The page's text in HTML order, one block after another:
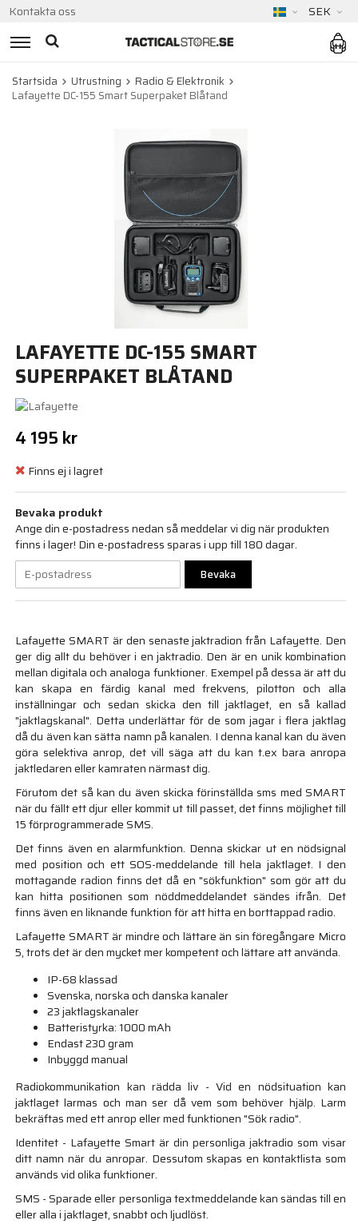
Kontakta oss SEK
Startsida Utrustning
Radio & Elektronik
Lafayette DC-155 Smart Superpaket Blåtand
LAFAYETTE DC-155 SMART
SUPERPAKET BLÅTAND
4 195 kr
Finns ej i lagret
Bevaka produkt
Ange din e-postadress nedan så meddelar vi dig när produkten
finns i lager! Din e-postadress sparas i upp till 180 dagar.
Bevaka
Lafayette SMART är den senaste jaktradion från Lafayette. Den
ger dig allt du behöver i en jaktradio. Den är en unik kombination
mellan digitala och analoga funktioner. Exempel på dessa är att du
kan skapa en färdig kanal med frekvens, pilotton och alla
inställningar och sedan skicka den till jaktlaget, en så kallad
"jaktlagskanal". Detta underlättar för de som jagar i flera jaktlag
då du även kan sätta namn på kanalen. I denna kanal kan du även
göra selektiva anrop, det vill säga att du kan t.ex bara anropa
jaktledaren eller kamraten närmast dig.
Förutom det så kan du även skicka förinställda sms med SMART
när du fällt ett djur eller kommit ut till passet, det finns möjlighet till
15 förprogrammerade SMS.
Det finns även en alarmfunktion. Denna skickar ut en nödsignal
med position och ett SOS-meddelande till hela jaktlaget. I den
mottagande radion finns det då en "sökfunktion" som gör att du
kan hitta positionen som nöddmeddelandet sändes ifrån. Det
finns även en liknande funktion för att hitta en borttappad radio.
Lafayette SMART är mindre och lättare än sin föregångare Micro
5, trots det är den mycket mer kompetent och lättare att använda.
IP-68 klassad
Svenska, norska och danska kanaler
23 jaktlagskanaler
Batteristyrka: 1000 mAh
Endast 230 gram
Inbyggd manual
Radiokommunikation kan rädda liv - Vid en nödsituation kan
jaktlaget larmas och man ser då vem som behöver hjälp. Larm
bekräftas med ett anrop eller med funktionen "Sök radio".
Identitet - Lafayette Smart är din personliga jaktradio som visar
ditt namn när du anropar. Dessutom skapas en kontaktlista som
används vid olika funktioner.
SMS - Sparade eller personliga textmeddelande kan sändas till en
eller alla i jaktlaget, snabbt och ljudlöst.